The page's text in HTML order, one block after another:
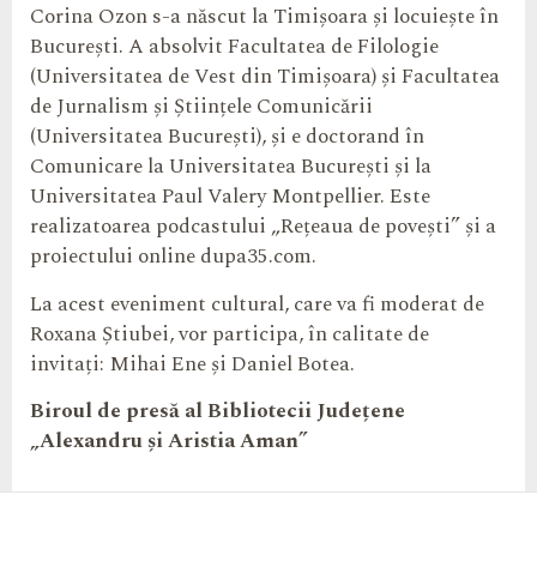
Corina Ozon s-a născut la Timișoara și locuiește în
București. A absolvit Facultatea de Filologie
(Universitatea de Vest din Timișoara) și Facultatea
de Jurnalism și Științele Comunicării
(Universitatea București), și e doctorand în
Comunicare la Universitatea București și la
Universitatea Paul Valery Montpellier. Este
realizatoarea podcastului „Rețeaua de povești” și a
proiectului online dupa35.com.
La acest eveniment cultural, care va fi moderat de
Roxana Știubei, vor participa, în calitate de
invitați: Mihai Ene și Daniel Botea.
Biroul de presă al Bibliotecii Județene
„Alexandru și Aristia Aman”